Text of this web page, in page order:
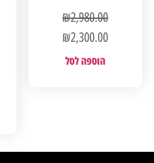
₪2,980.00
₪2,300.00
הוספה לסל